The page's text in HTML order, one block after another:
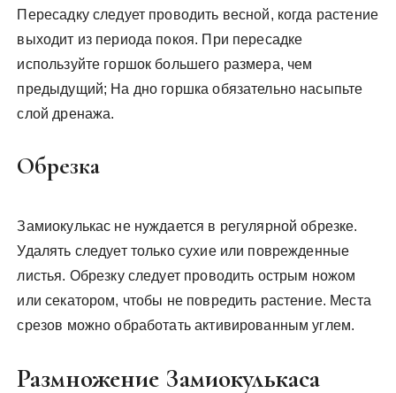
Пересадку следует проводить весной, когда растение
выходит из периода покоя. При пересадке
используйте горшок большего размера, чем
предыдущий; На дно горшка обязательно насыпьте
слой дренажа.
Обрезка
Замиокулькас не нуждается в регулярной обрезке.
Удалять следует только сухие или поврежденные
листья. Обрезку следует проводить острым ножом
или секатором, чтобы не повредить растение. Места
срезов можно обработать активированным углем.
Размножение Замиокулькаса